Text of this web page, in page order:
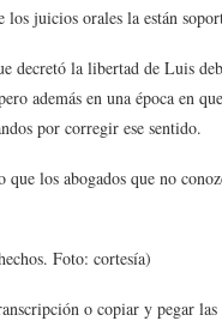
los juicios orales la están
decretó la libertad de Luis
además en una época en
por corregir ese sentido.
los abogados que no
Foto: cortesía)
o copiar y pegar